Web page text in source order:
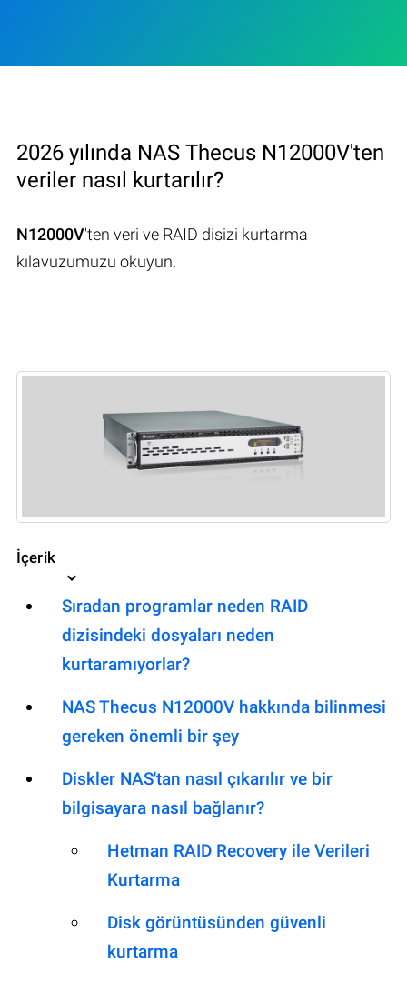
2026 yılında NAS Thecus N12000V'ten
veriler nasıl kurtarılır?
N12000V'ten veri ve RAID disizi kurtarma
kılavuzumuzu okuyun.
İçerik
Sıradan programlar neden RAID
dizisindeki dosyaları neden
kurtaramıyorlar?
NAS Thecus N12000V hakkında bilinmesi
gereken önemli bir şey
Diskler NAS'tan nasıl çıkarılır ve bir
bilgisayara nasıl bağlanır?
Hetman RAID Recovery ile Verileri
Kurtarma
Disk görüntüsünden güvenli
kurtarma